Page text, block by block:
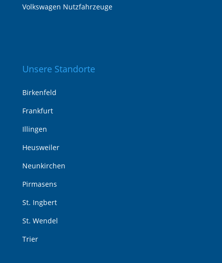
Volkswagen Nutzfahrzeuge
Unsere Standorte
Birkenfeld
Frankfurt
Illingen
Heusweiler
Neunkirchen
Pirmasens
St. Ingbert
St. Wendel
Trier